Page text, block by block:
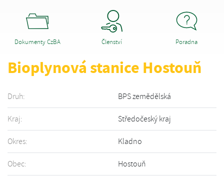
Dokumenty CzBA Členství Poradna
Bioplynová stanice Hostouň
Druh: BPS zemědělská
Kraj: Středočeský kraj
Okres: Kladno
Obec: Hostouň